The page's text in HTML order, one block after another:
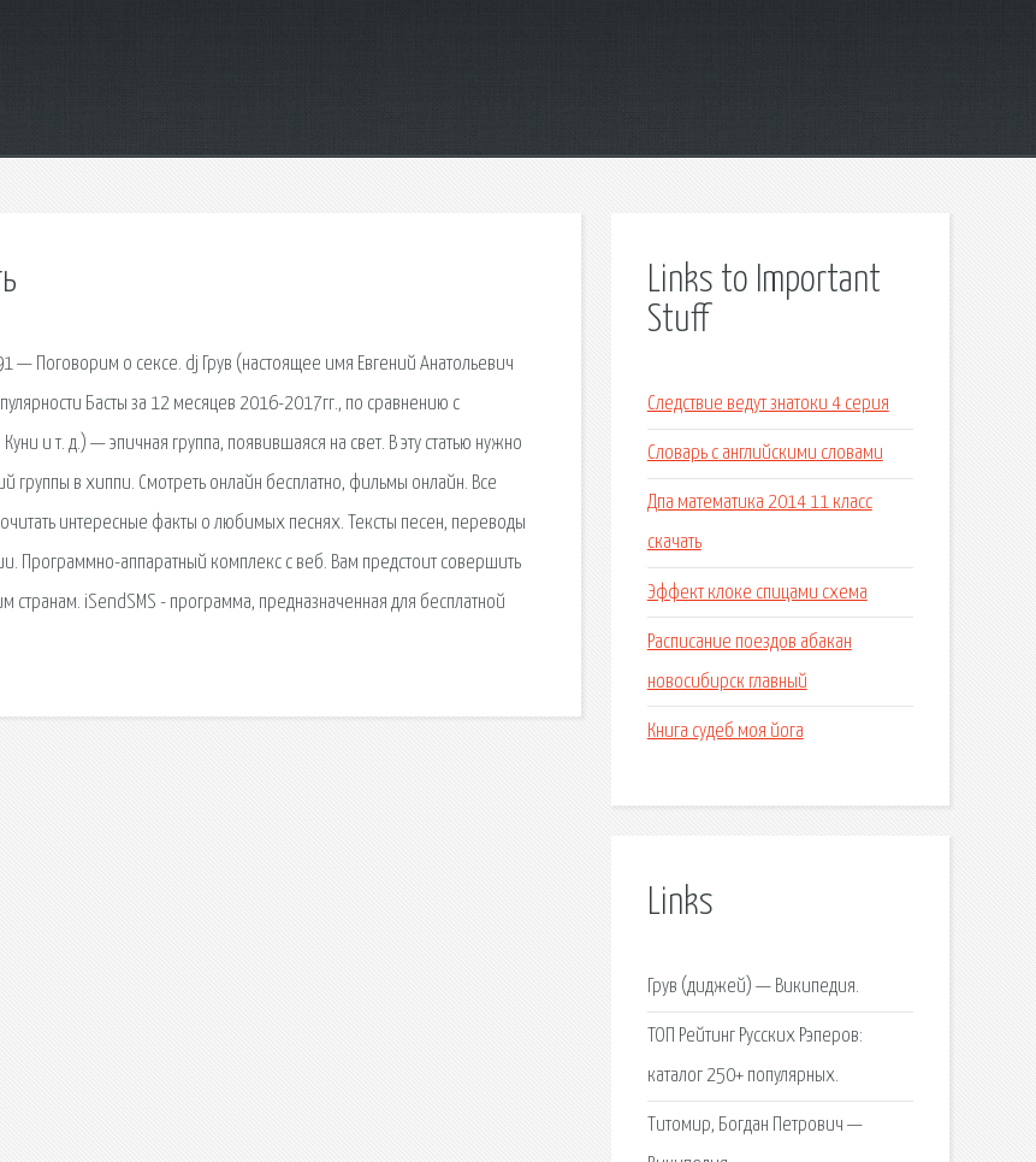
Поговорим о сексе. dj Грув (настоящее имя Евгений Анатольевич
Басты за 12 месяцев 2016-2017гг., по сравнению с
и т. д.) — эпичная группа, появившаяся на свет. В эту статью нужно
в хиппи. Смотреть онлайн бесплатно, фильмы онлайн. Все
интересные факты о любимых песнях. Тексты песен, переводы
Программно-аппаратный комплекс с веб. Вам предстоит совершить
iSendSMS - программа, предназначенная для бесплатной
Links to Important
Stuff
Следствие ведут знатоки 4 серия
Словарь с английскими словами
Дпа математика 2014 11 класс
скачать
Эффект клоке спицами схема
Расписание поездов абакан
новосибирск главный
Книга судеб моя йога
Links
Грув (диджей) — Википедия.
ТОП Рейтинг Русских Рэперов:
каталог 250+ популярных.
Титомир, Богдан Петрович —